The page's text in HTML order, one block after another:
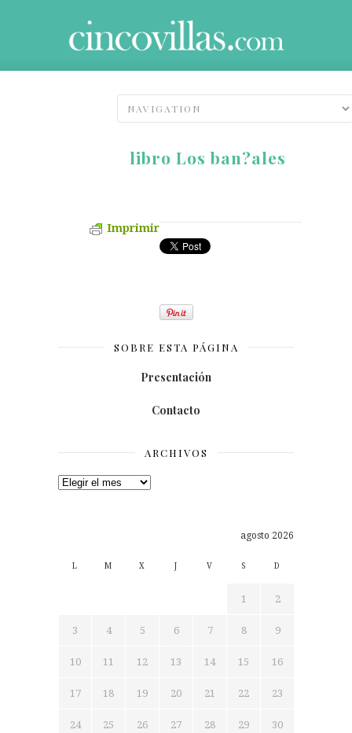
libro Los ban?ales
Imprimir
SOBRE ESTA PÁGINA
Presentación
Contacto
ARCHIVOS
Archivos
agosto 2026
L M X J V S D
1 2
3 4 5 6 7 8 9
10 11 12 13 14 15 16
17 18 19 20 21 22 23
24 25 26 27 28 29 30